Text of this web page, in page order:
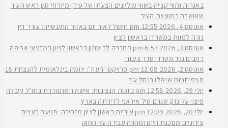
באגרות ותווי קנייה בשווי מיליונים הצעתו של עידן מיזרחי סגן ראש העיר
שאושרה במועצת העיר
אוגוסט 4, 2026
12:55 pm
חיסול לאור יום באזור התעשייה: עורך דין
נורה למוות במשרדו בראשון לציון
אוגוסט 3, 2026
6:57 pm
החברה לביטחון בראשון לציון במבצעי אכיפה
רחבים נגד מטרדי סדר ציבורי
אוגוסט 2, 2026
12:08 pm
פרויקט "העוז": יוזמה בינלאומית להנצחת 18
תצפיתניות שנפלו בנחל עוז
יולי 29, 2026
12:58 pm
בזכות הנציבות: אישה המתגוררת בחו"ל קיבלה
פיצוי על נזק שגרם טיל איראני לדירתה בארץ
יולי 20, 2026
12:09 pm
עיריית ראשון לציון מזהירה: פגיעה בעצים
עירוניים מסכנת חיים ומהווה עבירה על החוק